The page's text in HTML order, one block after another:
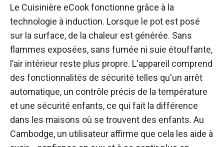
Le Cuisinière eCookfonctionne grâce à la
technologie à induction. Lorsque le pot est posé
sur la surface, de la chaleur est générée. Sans
flammes exposées, sans fumée ni suie étouffante,
l’air intérieur reste plus propre. L'appareil comprend
des fonctionnalités de sécurité telles qu'un arrêt
automatique, un contrôle précis de la température
et une sécurité enfants, ce qui fait la différence
dans les maisons où se trouvent des enfants. Au
Cambodge, un utilisateur affirme que cela les aide à